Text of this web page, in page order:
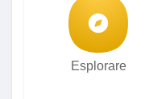
Esplorare